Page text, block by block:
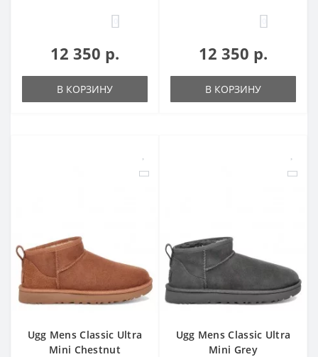
12 350 р.
В КОРЗИНУ
12 350 р.
В КОРЗИНУ
Ugg Mens Classic Ultra
Mini Chestnut
Ugg Mens Classic Ultra
Mini Grey